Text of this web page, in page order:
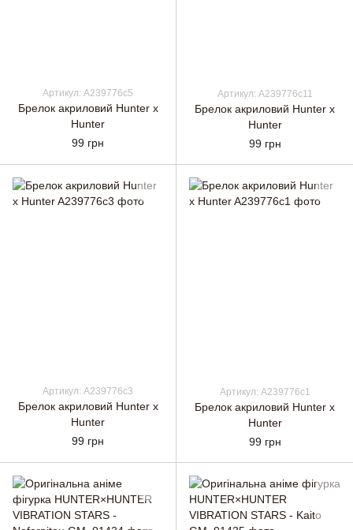
Артикул: A239776c5
Брелок акриловий Hunter x
Hunter
99 грн
Артикул: A239776c11
Брелок акриловий Hunter x
Hunter
99 грн
Артикул: A239776c3
Брелок акриловий Hunter x
Hunter
99 грн
Артикул: A239776c1
Брелок акриловий Hunter x
Hunter
99 грн